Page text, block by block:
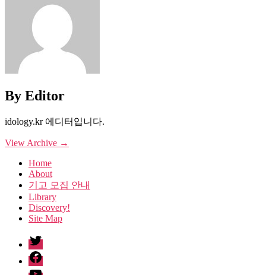
By Editor
idology.kr 에디터입니다.
View Archive →
Home
About
기고 모집 안내
Library
Discovery!
Site Map
twitter
facebook
Youtube